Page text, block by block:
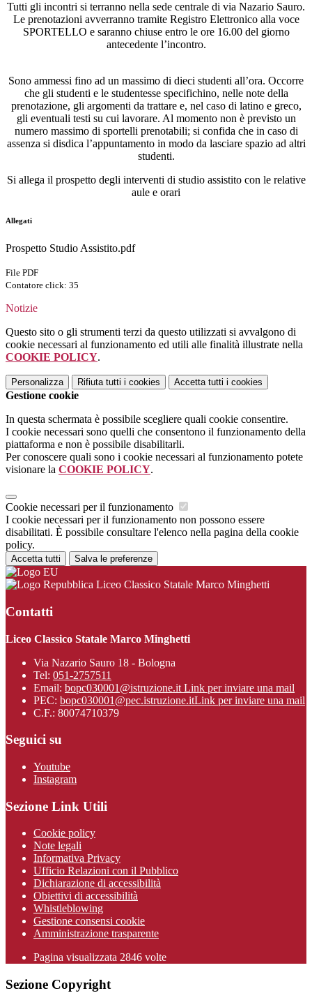
Tutti gli incontri si terranno nella sede centrale di via Nazario Sauro.
Le prenotazioni avverranno tramite Registro Elettronico alla voce
SPORTELLO e saranno chiuse entro le ore 16.00 del giorno
antecedente l’incontro.
Sono ammessi fino ad un massimo di dieci studenti all’ora. Occorre
che gli studenti e le studentesse specifichino, nelle note della
prenotazione, gli argomenti da trattare e, nel caso di latino e greco,
gli eventuali testi su cui lavorare. Al momento non è previsto un
numero massimo di sportelli prenotabili; si confida che in caso di
assenza si disdica l’appuntamento in modo da lasciare spazio ad altri
studenti.
Si allega il prospetto degli interventi di studio assistito con le relative
aule e orari
Allegati
Prospetto Studio Assistito.pdf
File PDF
Contatore click: 35
Notizie
Questo sito o gli strumenti terzi da questo utilizzati si avvalgono di
cookie necessari al funzionamento ed utili alle finalità illustrate nella
COOKIE POLICY.
Personalizza Rifiuta tutti i cookies Accetta tutti i cookies
Gestione cookie
In questa schermata è possibile scegliere quali cookie consentire.
I cookie necessari sono quelli che consentono il funzionamento della
piattaforma e non è possibile disabilitarli.
Per conoscere quali sono i cookie necessari al funzionamento potete
visionare la COOKIE POLICY.
Cookie necessari per il funzionamento
I cookie necessari per il funzionamento non possono essere
disabilitati. È possibile consultare l'elenco nella pagina della cookie
policy.
Accetta tutti Salva le preferenze
Liceo Classico Statale Marco Minghetti
Contatti
Liceo Classico Statale Marco Minghetti
Via Nazario Sauro 18 - Bologna
Tel: 051-2757511
Email: bopc030001@istruzione.it Link per inviare una mail
PEC: bopc030001@pec.istruzione.itLink per inviare una mail
C.F.: 80074710379
Seguici su
Youtube
Instagram
Sezione Link Utili
Cookie policy
Note legali
Informativa Privacy
Ufficio Relazioni con il Pubblico
Dichiarazione di accessibilità
Obiettivi di accessibilità
Whistleblowing
Gestione consensi cookie
Amministrazione trasparente
Pagina visualizzata 2846 volte
Sezione Copyright